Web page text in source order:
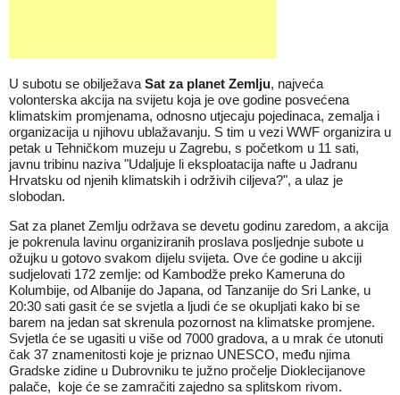
U subotu se obilježava Sat za planet Zemlju, najveća
volonterska akcija na svijetu koja je ove godine posvećena
klimatskim promjenama, odnosno utjecaju pojedinaca, zemalja i
organizacija u njihovu ublažavanju. S tim u vezi WWF organizira u
petak u Tehničkom muzeju u Zagrebu, s početkom u 11 sati,
javnu tribinu naziva "Udaljuje li eksploatacija nafte u Jadranu
Hrvatsku od njenih klimatskih i održivih ciljeva?", a ulaz je
slobodan.
Sat za planet Zemlju održava se devetu godinu zaredom, a akcija
je pokrenula lavinu organiziranih proslava posljednje subote u
ožujku u gotovo svakom dijelu svijeta. Ove će godine u akciji
sudjelovati 172 zemlje: od Kambodže preko Kameruna do
Kolumbije, od Albanije do Japana, od Tanzanije do Sri Lanke, u
20:30 sati gasit će se svjetla a ljudi će se okupljati kako bi se
barem na jedan sat skrenula pozornost na klimatske promjene.
Svjetla će se ugasiti u više od 7000 gradova, a u mrak će utonuti
čak 37 znamenitosti koje je priznao UNESCO, među njima
Gradske zidine u Dubrovniku te južno pročelje Dioklecijanove
palače, koje će se zamračiti zajedno sa splitskom rivom.